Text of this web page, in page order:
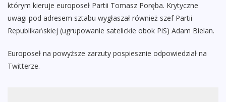
którym kieruje europoseł Partii Tomasz Poręba. Krytyczne
uwagi pod adresem sztabu wygłaszał również szef Partii
Republikańskiej (ugrupowanie satelickie obok PiS) Adam Bielan.
Europoseł na powyższe zarzuty pospiesznie odpowiedział na
Twitterze.